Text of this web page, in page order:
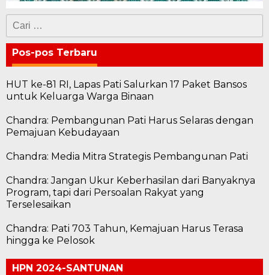
Cari
untuk:
Pos-pos Terbaru
HUT ke-81 RI, Lapas Pati Salurkan 17 Paket Bansos
untuk Keluarga Warga Binaan
Chandra: Pembangunan Pati Harus Selaras dengan
Pemajuan Kebudayaan
Chandra: Media Mitra Strategis Pembangunan Pati
Chandra: Jangan Ukur Keberhasilan dari Banyaknya
Program, tapi dari Persoalan Rakyat yang
Terselesaikan
Chandra: Pati 703 Tahun, Kemajuan Harus Terasa
hingga ke Pelosok
HPN 2024-SANTUNAN